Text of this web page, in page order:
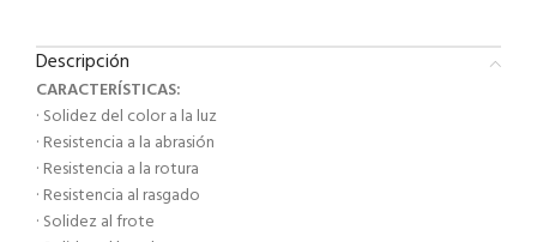
Descripción
CARACTERÍSTICAS:
· Solidez del color a la luz
· Resistencia a la abrasión
· Resistencia a la rotura
· Resistencia al rasgado
· Solidez al frote